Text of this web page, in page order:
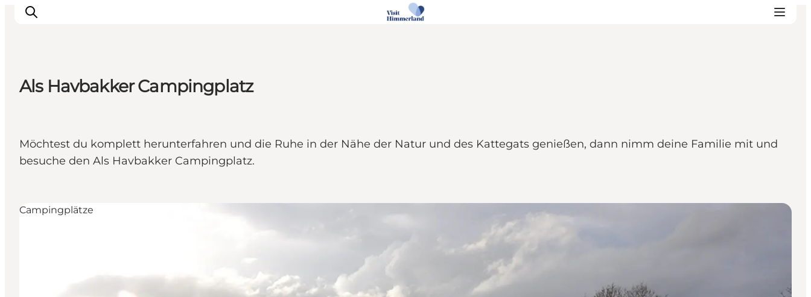
Städte und Orte
Das passiert
Als Havbakker Campingplatz
Möchtest du komplett herunterfahren und die Ruhe in der Nähe der Natur und des Kattegats genießen, dann nimm deine Familie mit und
besuche den Als Havbakker Campingplatz.
Campingplätze